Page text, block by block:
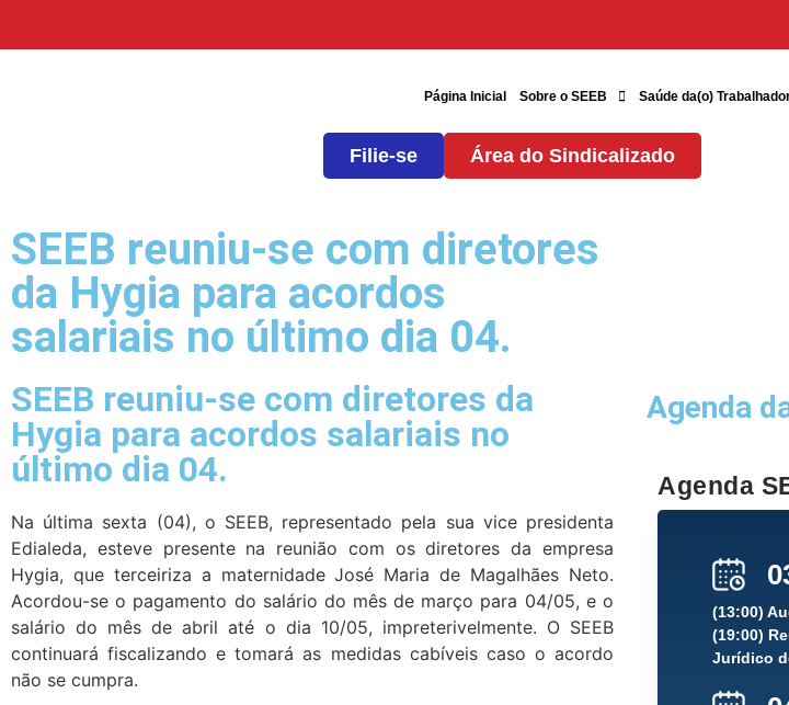
Página Inicial Sobre o SEEB Saúde da(o)
Filie-se Área do Sindicalizado
SEEB reuniu-se com diretores
da Hygia para acordos
salariais no último dia 04.
SEEB reuniu-se com diretores da
Hygia para acordos salariais no
último dia 04.
Na última sexta (04), o SEEB, representado pela sua vice presidenta
Edialeda, esteve presente na reunião com os diretores da empresa
Hygia, que terceiriza a maternidade José Maria de Magalhães Neto.
Acordou-se o pagamento do salário do mês de março para 04/05, e o
salário do mês de abril até o dia 10/05, impreterivelmente. O SEEB
continuará fiscalizando e tomará as medidas cabíveis caso o acordo
não se cumpra.
Agenda
Agenda
(13:00)
(19:00)
Jurídico